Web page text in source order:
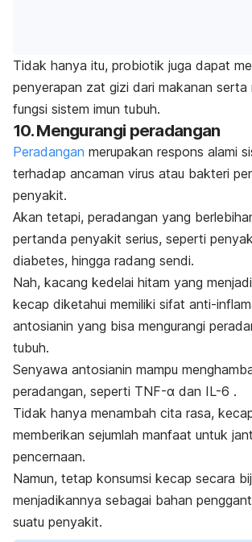
Tidak hanya itu, probiotik juga dapat
penyerapan zat gizi dari makanan serta
fungsi sistem imun tubuh.
10. Mengurangi peradangan
Peradangan merupakan respons alami
terhadap ancaman virus atau bakteri
penyakit.
Akan tetapi, peradangan yang
pertanda penyakit serius, seperti
diabetes, hingga radang sendi.
Nah, kacang kedelai hitam yang
kecap diketahui memiliki sifat anti-
antosianin yang bisa mengurangi
tubuh.
Senyawa antosianin mampu
peradangan, seperti TNF-α dan IL-6 .
Tidak hanya menambah cita rasa,
memberikan sejumlah manfaat untuk
pencernaan.
Namun, tetap konsumsi kecap secara
menjadikannya sebagai bahan
suatu penyakit.